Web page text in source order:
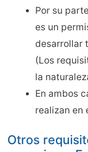
Por su
es un
desarrollar
(Los
la
En ambos
realizan en
Otros